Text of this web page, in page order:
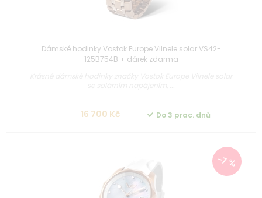
Dámské hodinky Vostok Europe Vilnele solar VS42-
125B754B + dárek zdarma
16 700 Kč Do 3 prac. dnů
-7 %